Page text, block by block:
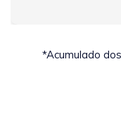
*Acumulado